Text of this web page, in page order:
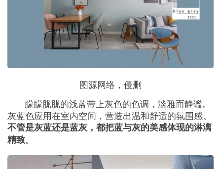
图源网络，侵删
朦朦胧胧的浅蓝带上灰色的色调，淡雅而静谧。
灰蓝色应用在室内空间，营造出温和舒适的氛围感。
不管是灰蓝还是蓝灰，都把蓝与灰的美感体现的淋漓
精致。